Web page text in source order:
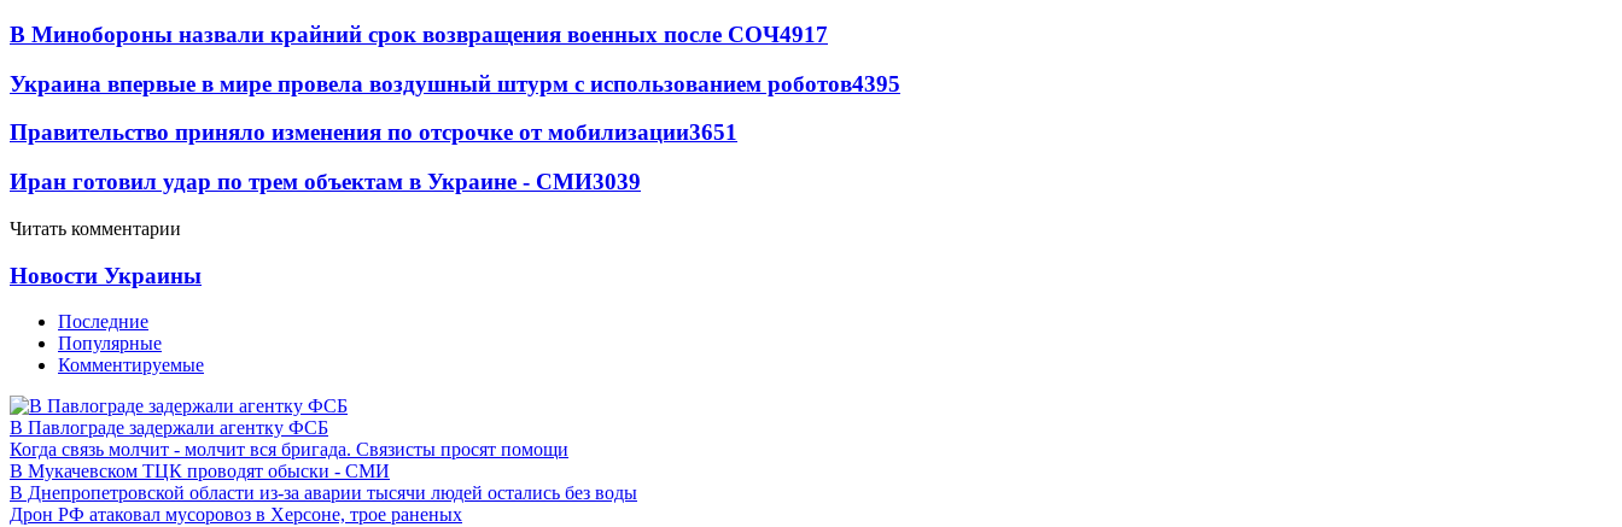
В Минобороны назвали крайний срок возвращения военных после СОЧ4917
Украина впервые в мире провела воздушный штурм с использованием роботов4395
Правительство приняло изменения по отсрочке от мобилизации3651
Иран готовил удар по трем объектам в Украине - СМИ3039
Читать комментарии
Новости Украины
Последние
Популярные
Комментируемые
В Павлограде задержали агентку ФСБ
Когда связь молчит - молчит вся бригада. Связисты просят помощи
В Мукачевском ТЦК проводят обыски - СМИ
В Днепропетровской области из-за аварии тысячи людей остались без воды
Дрон РФ атаковал мусоровоз в Херсоне, трое раненых